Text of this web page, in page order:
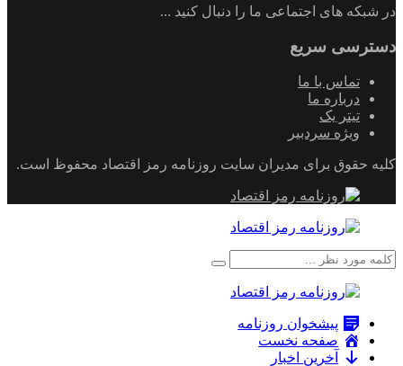
در شبکه های اجتماعی ما را دنبال کنید ...
دسترسی سریع
تماس با ما
درباره ما
تیتر یک
ویژه سردبیر
کلیه حقوق برای مدیران سایت روزنامه رمز اقتصاد محفوظ است.
پیشخوان روزنامه
صفحه نخست
آخرین اخبار